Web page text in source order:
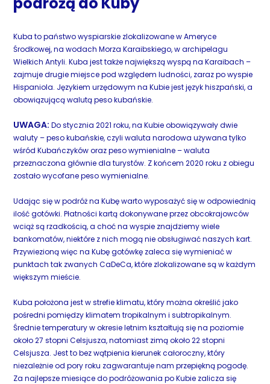
Kuba to państwo wyspiarskie zlokalizowane w Ameryce
Środkowej, na wodach Morza Karaibskiego, w archipelagu
Wielkich Antyli. Kuba jest także największą wyspą na Karaibach –
zajmuje drugie miejsce pod względem ludności, zaraz po wyspie
Hispaniola. Językiem urzędowym na Kubie jest język hiszpański, a
obowiązującą walutą peso kubańskie.
UWAGA:Do stycznia 2021 roku, na Kubie obowiązywały dwie
waluty – peso kubańskie, czyli waluta narodowa używana tylko
wśród Kubańczyków oraz peso wymienialne – waluta
przeznaczona głównie dla turystów. Z końcem 2020 roku z obiegu
zostało wycofane peso wymienialne.
Udając się w podróż na Kubę warto wyposażyć się w odpowiednią
ilość gotówki. Płatności kartą dokonywane przez obcokrajowców
wciąż są rzadkością, a choć na wyspie znajdziemy wiele
bankomatów, niektóre z nich mogą nie obsługiwać naszych kart.
Przywiezioną więc na Kubę gotówkę zaleca się wymieniać w
punktach tak zwanych CaDeCa, które zlokalizowane są w każdym
większym mieście.
Kuba położona jest w strefie klimatu, który można określić jako
pośredni pomiędzy klimatem tropikalnym i subtropikalnym.
Średnie temperatury w okresie letnim kształtują się na poziomie
około 27 stopni Celsjusza, natomiast zimą około 22 stopni
Celsjusza. Jest to bez wątpienia kierunek całoroczny, który
niezależnie od pory roku zagwarantuje nam przepiękną pogodę.
Za najlepsze miesiące do podróżowania po Kubie zalicza się